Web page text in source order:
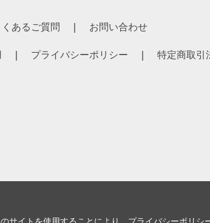
くあるご質問 お問い合わせ
プライバシーポリシー 特定商取引